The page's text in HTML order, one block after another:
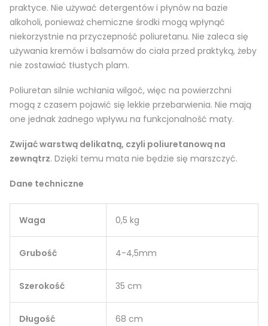
praktyce. Nie używać detergentów i płynów na bazie
alkoholi, ponieważ chemiczne środki mogą wpłynąć
niekorzystnie na przyczepność poliuretanu. Nie zaleca się
używania kremów i balsamów do ciała przed praktyką, żeby
nie zostawiać tłustych plam.
Poliuretan silnie wchłania wilgoć, więc na powierzchni
mogą z czasem pojawić się lekkie przebarwienia. Nie mają
one jednak żadnego wpływu na funkcjonalność maty.
Zwijać warstwą delikatną, czyli poliuretanową na
zewnątrz. Dzięki temu mata nie będzie się marszczyć.
Dane techniczne
Waga 0,5 kg
Grubość 4-4,5mm
Szerokość 35 cm
Długość 68 cm